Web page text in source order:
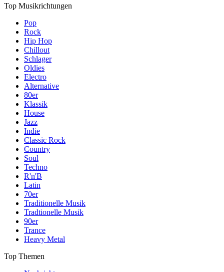
Top Musikrichtungen
Pop
Rock
Hip Hop
Chillout
Schlager
Oldies
Electro
Alternative
80er
Klassik
House
Jazz
Indie
Classic Rock
Country
Soul
Techno
R'n'B
Latin
70er
Traditionelle Musik
Tradtionelle Musik
90er
Trance
Heavy Metal
Top Themen